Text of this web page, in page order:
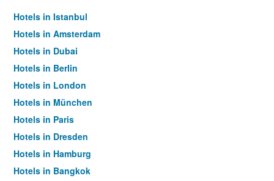
Hotels in Istanbul
Hotels in Amsterdam
Hotels in Dubai
Hotels in Berlin
Hotels in London
Hotels in München
Hotels in Paris
Hotels in Dresden
Hotels in Hamburg
Hotels in Bangkok